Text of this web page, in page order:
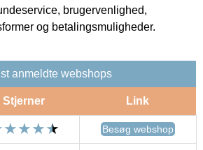
brugervenlighed,
og betalingsmuligheder.
anmeldte webshops
Stjerner Link
Besøg webshop